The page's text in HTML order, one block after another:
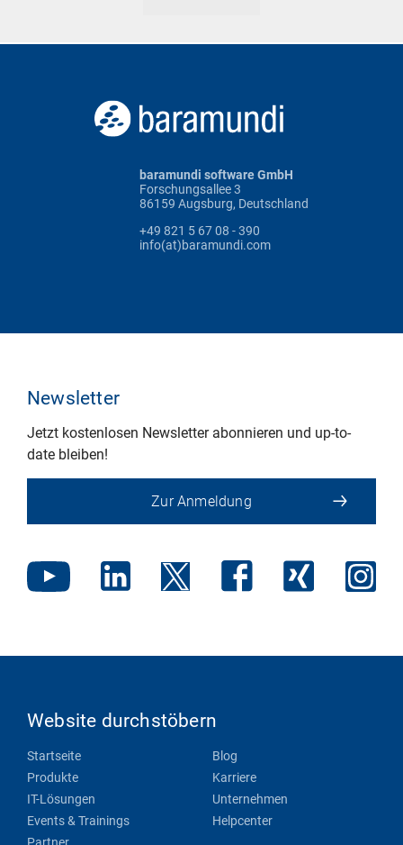
baramundi software GmbH
Forschungsallee 3
86159 Augsburg, Deutschland
+49 821 5 67 08 - 390
info(at)baramundi.com
Newsletter
Jetzt kostenlosen Newsletter abonnieren und up-to-
date bleiben!
Zur Anmeldung
Website durchstöbern
Startseite
Produkte
IT-Lösungen
Events & Trainings
Blog
Karriere
Unternehmen
Helpcenter